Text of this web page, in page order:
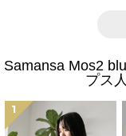
Samansa Mos2
プス
1